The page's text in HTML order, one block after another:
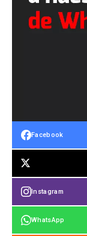
Facebook
Instagram
WhatsApp